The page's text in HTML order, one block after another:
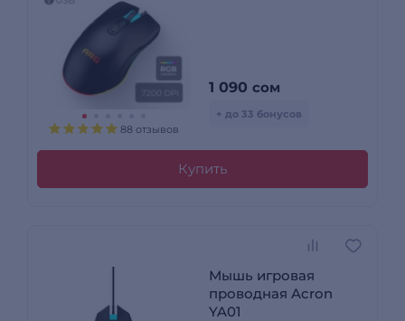
88 отзывов
1 090 сом
+ до 33 бонусов
Купить
Мышь игровая
проводная Acron
YA01